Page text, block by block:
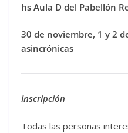
hs Aula D del Pabellón
30 de noviembre, 1 y 2
asincrónicas
Inscripción
Todas las personas